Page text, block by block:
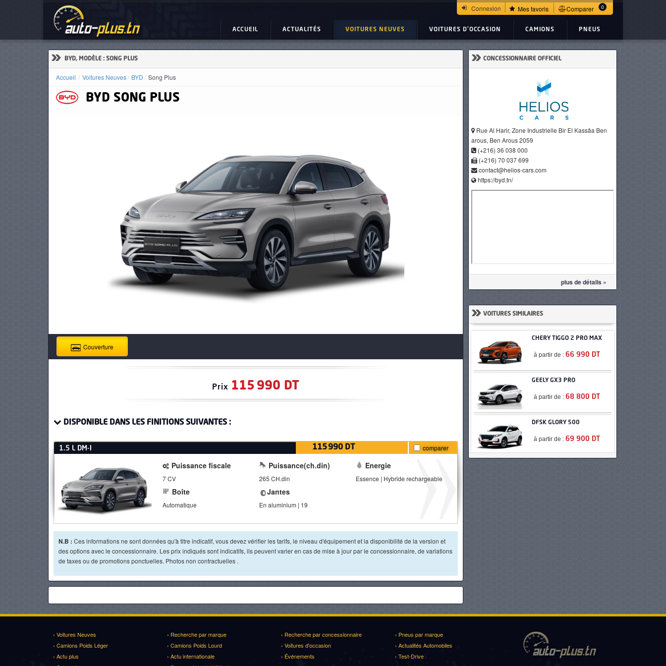
Connexion Mes favoris Comparer 0
ACCUEIL ACTUALITÉS VOITURES NEUVES VOITURES D'OCCASION CAMIONS PNEUS
» BYD, MODÈLE : SONG PLUS
Accueil Voitures Neuves BYD Song Plus
BYD SONG PLUS
Couverture
Prix 115 990 DT
DISPONIBLE DANS LES FINITIONS SUIVANTES :
comparer
1.5 L DM-I 115 990 DT
Puissance fiscale
7 CV
Puissance(ch.din)
265 CH.din
Energie
Essence | Hybride rechargeable
Boîte
Automatique
Jantes
En aluminium | 19
N.B : Ces informations ne sont données qu'à titre indicatif, vous devez vérifier les tarifs, le niveau d'équipement et la disponibilité de la version et
des options avec le concessionnaire. Les prix indiqués sont indicatifs, ils peuvent varier en cas de mise à jour par le concessionnaire, de variations
de taxes ou de promotions ponctuelles. Photos non contractuelles .
» CONCESSIONNAIRE OFFICIEL
Rue Al Harir, Zone Industrielle Bir El Kassâa Ben
arous, Ben Arous 2059
(+216) 36 038 000
(+216) 70 037 699
contact@helios-cars.com
https://byd.tn/
plus de détails »
» VOITURES SIMILAIRES
CHERY TIGGO 2 PRO MAX
à partir de :66 990 DT
GEELY GX3 PRO
à partir de :68 800 DT
DFSK GLORY 500
à partir de :69 900 DT
DFSK E5 PHEV
à partir de :76 900 DT
› Voitures Neuves › Recherche par marque › Recherche par concessionnaire
› Pneus par marque
› Camions Poids Léger
› Camions Poids Lourd › Voitures d'occasion
› Actualités Automobiles
› Actu plus
› Actu internationale › Événements
› Test-Drive
ACTUALITÉS
VOITURES